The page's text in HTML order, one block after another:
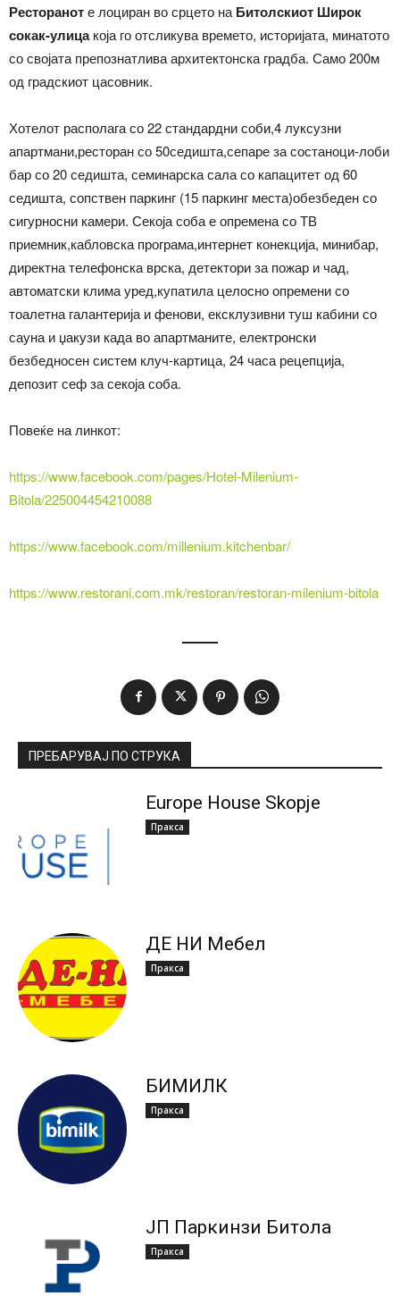
Рестораноте лоциран во срцето на Битолскиот Широк
сокак-улицакоја го отсликува времето, историјата, минатото
со својата препознатлива архитектонска градба. Само 200м
од градскиот цасовник.
Хотелот располага со 22 стандардни соби,4 луксузни
апартмани,ресторан со 50седишта,сепаре за состаноци-лоби
бар со 20 седишта, семинарска сала со капацитет од 60
седишта, сопствен паркинг (15 паркинг места)обезбеден со
сигурносни камери. Секоја соба е опремена со ТВ
приемник,кабловска програма,интернет конекција, минибар,
директна телефонска врска, детектори за пожар и чад,
автоматски клима уред,купатила целосно опремени со
тоалетна галантерија и фенови, ексклузивни туш кабини со
сауна и џакузи када во апартманите, електронски
безбедносен систем клуч-картица, 24 часа рецепција,
депозит сеф за секоја соба.
Повеќе на линкот:
https://www.facebook.com/pages/Hotel-Milenium-
Bitola/225004454210088
https://www.facebook.com/millenium.kitchenbar/
https://www.restorani.com.mk/restoran/restoran-milenium-bitola
ПРЕБАРУВАЈ ПО СТРУКА
Europe House Skopje
Пракса
ДЕ НИ Мебел
Пракса
БИМИЛК
Пракса
ЈП Паркинзи Битола
Пракса